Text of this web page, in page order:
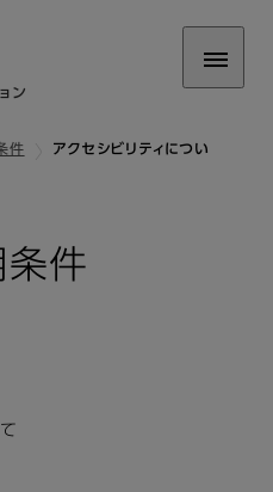
ン
件
アクセシビリティについ
条件